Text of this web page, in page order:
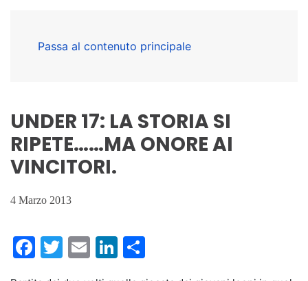
Passa al contenuto principale
UNDER 17: LA STORIA SI
RIPETE……MA ONORE AI
VINCITORI.
4 Marzo 2013
Facebook
Twitter
EmailLinkedIn